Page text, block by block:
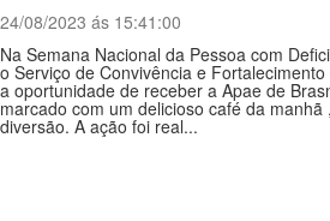
24/08/2023 ás 15:41:00
Na Semana Nacional da Pessoa com
o Serviço de Convivência e
a oportunidade de receber a Apae de
marcado com um delicioso café da
diversão. A ação foi real...